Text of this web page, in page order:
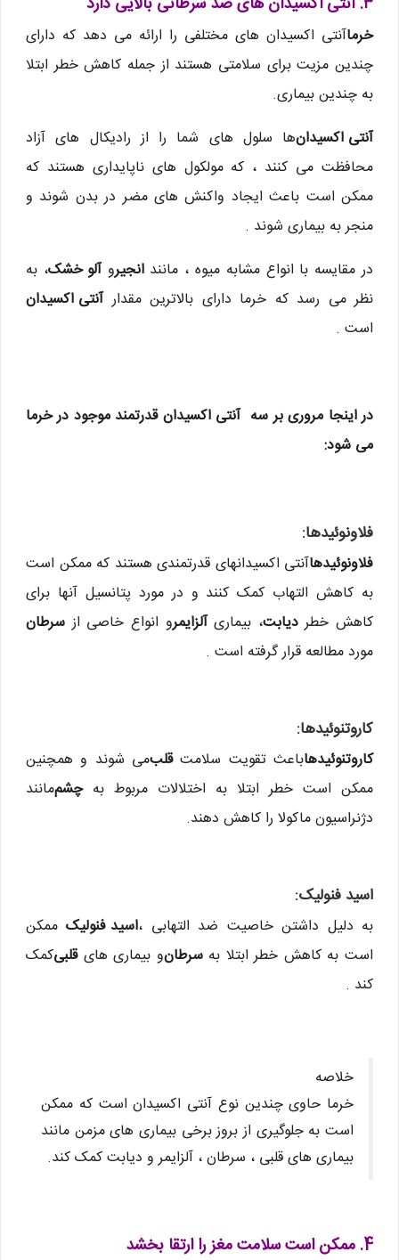
خرماآنتی اکسیدان های مختلفی را ارائه می دهد که دارای
چندین مزیت برای سلامتی هستند از جمله کاهش خطر ابتلا
به چندین بیماری.
آنتی اکسیدانها سلول های شما را از رادیکال های آزاد
محافظت می کنند ، که مولکول های ناپایداری هستند که
ممکن است باعث ایجاد واکنش های مضر در بدن شوند و
منجر به بیماری شوند .
در مقایسه با انواع مشابه میوه ، مانندانجیروآلو خشک، به
نظر می رسد که خرما دارای بالاترین مقدارآنتی اکسیدان
است .
در اینجا مروری بر سه آنتی اکسیدان قدرتمند موجود در خرما
می شود:
فلاونوئیدها:
فلاونوئیدهاآنتی اکسیدانهای قدرتمندی هستند که ممکن است
به کاهش التهاب کمک کنند و در مورد پتانسیل آنها برای
کاهش خطردیابت، بیماریآلزایمرو انواع خاصی از سرطان
مورد مطالعه قرار گرفته است .
کاروتنوئیدها:
کاروتنوئیدهاباعث تقویت سلامتقلبمی شوند و همچنین
ممکن است خطر ابتلا به اختلالات مربوط بهچشممانند
دژنراسیون ماکولا را کاهش دهند.
اسید فنولیک:
به دلیل داشتن خاصیت ضد التهابی ،اسید فنولیکممکن
است به کاهش خطر ابتلا بهسرطانو بیماری هایقلبیکمک
کند .
خلاصه
خرما حاوی چندین نوع آنتی اکسیدان است که ممکن
است به جلوگیری از بروز برخی بیماری های مزمن مانند
بیماری های قلبی ، سرطان ، آلزایمر و دیابت کمک کند.
4. ممکن است سلامت مغز را ارتقا بخشد